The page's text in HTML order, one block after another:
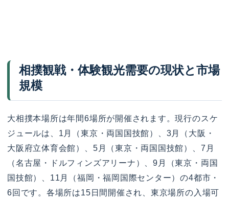
相撲観戦・体験観光需要の現状と市場
規模
大相撲本場所は年間6場所が開催されます。現行のスケ
ジュールは、1月（東京・両国国技館）、3月（大阪・
大阪府立体育会館）、5月（東京・両国国技館）、7月
（名古屋・ドルフィンズアリーナ）、9月（東京・両国
国技館）、11月（福岡・福岡国際センター）の4都市・
6回です。各場所は15日間開催され、東京場所の入場可